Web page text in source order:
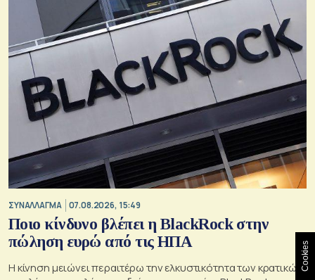
ΣΥΝΑΛΛΑΓΜΑ 07.08.2026, 15:49
Ποιο κίνδυνο βλέπει η BlackRock στην
πώληση ευρώ από τις ΗΠΑ
Η κίνηση μειώνει περαιτέρω την ελκυστικότητα των κρατικώνCookies